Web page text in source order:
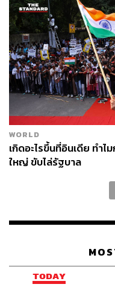
อะไรและมองหาความมั่
วัยเพียงอย่างเดียว เพร
มากกว่าราคาหรือโปรโ
ความสามารถในการเข้
ให้ได้จริง
ภาพ :Mongta Studio /
สามารถติดตาม
ผ่านแอปพลิเคชันต่างๆ
TAGS: กล้องฟิล์ม Work-
สุขภ
WORLD
เกิดอะไรขึ้นที่อินเดีย ทำไ
ใหญ่ ขับไล่รัฐบาล
TODAY